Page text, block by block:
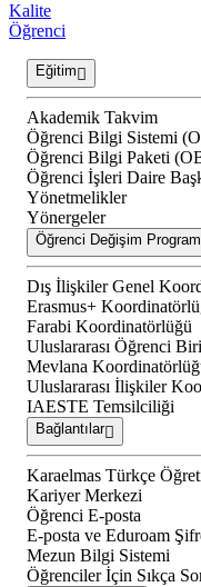
Kalite
Öğrenci
Eğitim
Akademik Takvim
Öğrenci Bilgi Sistemi
Öğrenci Bilgi Paketi
Öğrenci İşleri Daire
Yönetmelikler
Yönergeler
Öğrenci Değişim
Dış İlişkiler Genel
Erasmus+
Farabi Koordinatörlüğü
Uluslararası Öğrenci
Mevlana
Uluslararası İlişkiler
IAESTE Temsilciliği
Bağlantılar
Karaelmas Türkçe
Kariyer Merkezi
Öğrenci E-posta
E-posta ve Eduroam
Mezun Bilgi Sistemi
Öğrenciler İçin Sıkça